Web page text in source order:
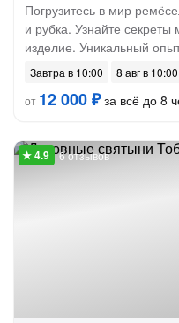
Погрузитесь в мир
и рубка. Узнайте секреты
изделие. Уникальный
Завтра в 10:00
8 авг в 10:00
от 12 000 ₽за всё до 8
6 отзывов